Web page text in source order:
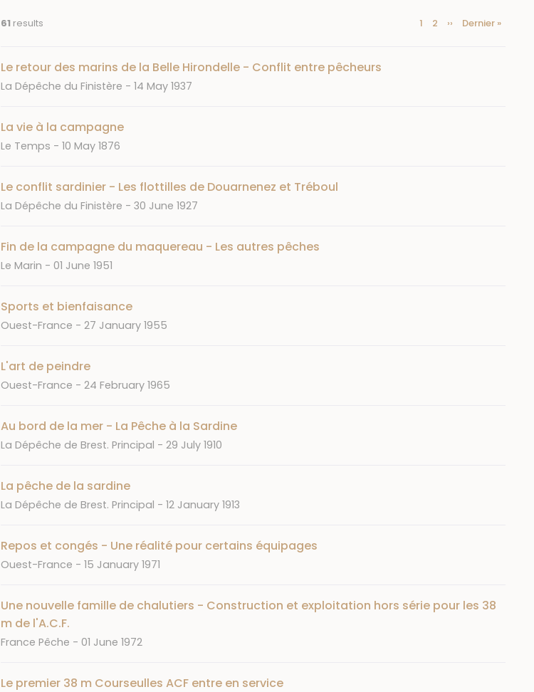
61 results
Pagination
Current
1 Page
2
Next
››
Last
Dernier »
Le retour des marins de la Belle Hirondelle - Conflit entre pêcheurs
Journal
La Dépêche du Finistère Date
14 May 1937
La vie à la campagne
Journal
Le Temps Date
10 May 1876
Le conflit sardinier - Les flottilles de Douarnenez et Tréboul
Journal
La Dépêche du Finistère Date
30 June 1927
Fin de la campagne du maquereau - Les autres pêches
Journal
Le Marin Date
01 June 1951
Sports et bienfaisance
Journal
Ouest-France Date
27 January 1955
L'art de peindre
Journal
Ouest-France Date
24 February 1965
Au bord de la mer - La Pêche à la Sardine
Journal
La Dépêche de Brest. Principal Date
29 July 1910
La pêche de la sardine
Journal
La Dépêche de Brest. Principal Date
12 January 1913
Repos et congés - Une réalité pour certains équipages
Journal
Ouest-France Date
15 January 1971
Une nouvelle famille de chalutiers - Construction et exploitation hors série pour les 38
m de l'A.C.F.
Journal
France Pêche Date
01 June 1972
Le premier 38 m Courseulles ACF entre en service